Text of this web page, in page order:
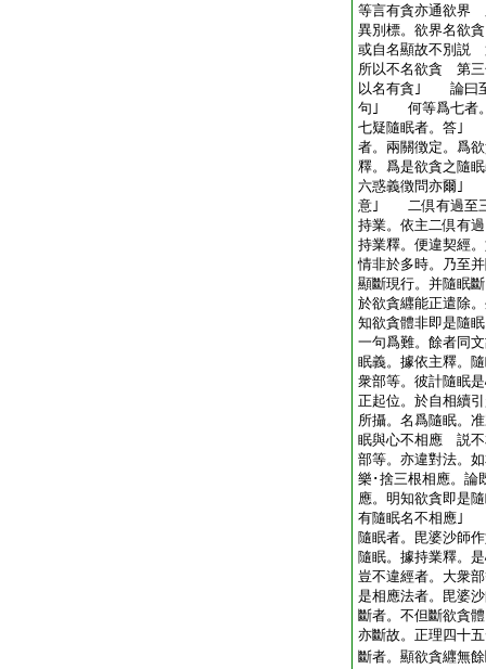
等言有貪亦通欲界
異別標。欲界名欲
或自名顯故不別説
所以不名欲貪 第三
以名有貪｣ 論曰
句｣ 何等爲七者
七疑隨眠者。答｣
者。兩關徴定。爲
釋。爲是欲貪之隨
六惑義徴問亦爾｣
意｣ 二倶有過至三
持業。依主二倶有
持業釋。便違契經
情非於多時。乃至
顯斷現行。并隨眠
於欲貪纒能正遣除
知欲貪體非即是隨
一句爲難。餘者同
眠義。據依主釋。
衆部等。彼計隨眠
正起位。於自相續
所攝。名爲隨眠。
眠與心不相應 説不
部等。亦違對法。
樂･捨三根相應。論
應。明知欲貪即是
有隨眠名不相應｣
隨眠者。毘婆沙師
隨眠。據持業釋。
豈不違經者。大
是相應法者。毘婆
斷者。不但斷欲貪
亦斷故。正理四十
斷者。顯欲貪纒無